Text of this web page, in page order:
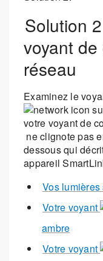
Solution
voyant
réseau
Examinez le
votre voyant de
ne clignote pas
dessous qui
appareil
Vos
Votre voyant
ambre
Votre voyant